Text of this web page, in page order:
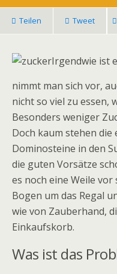
Teilen Tweet
Irgendwie ist
nimmt man sich vor,
nicht so viel zu essen,
Besonders weniger
Doch kaum stehen
Dominosteine in den
die guten Vorsätze
es noch eine Weile
Bogen um das Regal
wie von Zauberhand,
Einkaufskorb.
Was ist das